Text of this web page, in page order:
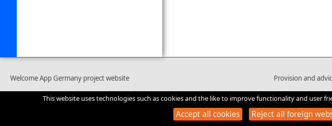
This website uses technologies such as cookies and the like to improve functionality and user
Accept all cookies Reject all foreign
Welcome App Germany project website Provision and